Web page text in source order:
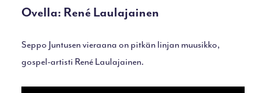
Ovella: René Laulajainen
Seppo Juntusen vieraana on pitkän linjan muusikko,
gospel-artisti René Laulajainen.